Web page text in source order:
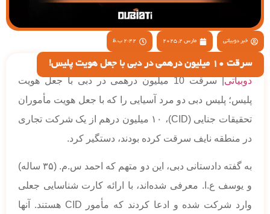
خبر دوبیاتی مارس 2, 2025 2:42 ب.ظ
سرقت 10 میلیون درهمی در دبی با جعل هویت پلیس!
دوبیاتی
| سرقت 10 میلیون درهمی در دبی با جعل هویت
پلیس؛ پلیس دبی دو مرد آسیایی را که با جعل هویت مأموران
تحقیقات جنایی (CID)، ۱۰ میلیون درهم از یک شرکت تجاری
در منطقه نایف سرقت کرده بودند، دستگیر کرد.
به گفته دادستانی دبی، این دو متهم که احمد س.م. (۳۵ ساله)
و یوسف ع.ا. معرفی شده‌اند، با ارائه کارت شناسایی جعلی
وارد شرکت شده و ادعا کردند که مأمور CID هستند. آنها